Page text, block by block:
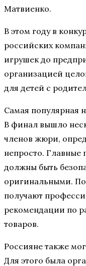
Матвиенко.
В этом году в
российских
игрушек до
организацией
для детей с
Самая популярная
В финал вышло
членов жюри,
непросто. Главные
должны быть
оригинальными.
получают
рекомендации по
товаров.
Россияне также
Для этого была